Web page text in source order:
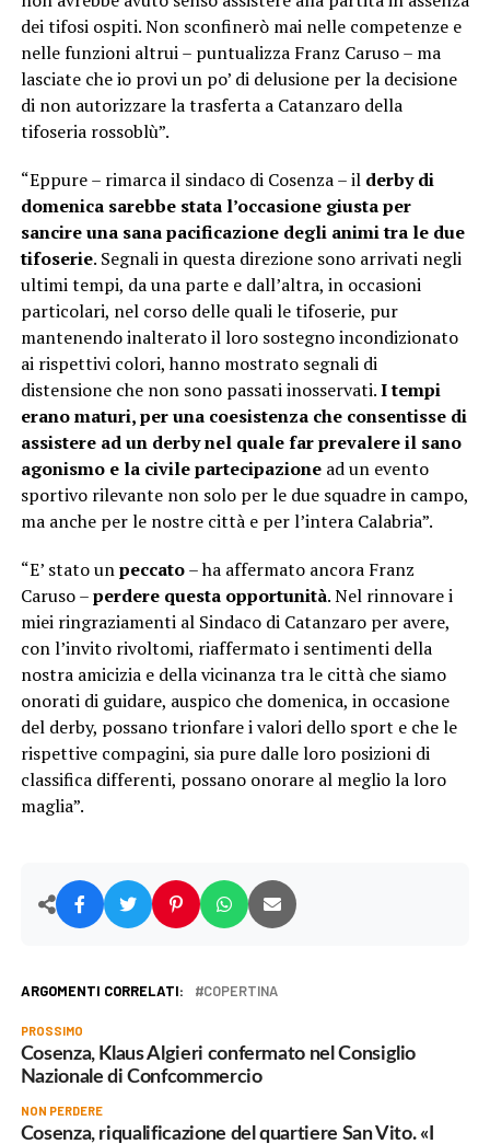
dei tifosi ospiti. Non sconfinerò mai nelle competenze e
nelle funzioni altrui – puntualizza Franz Caruso – ma
lasciate che io provi un po’ di delusione per la decisione
di non autorizzare la trasferta a Catanzaro della
tifoseria rossoblù”.
“Eppure – rimarca il sindaco di Cosenza – il derby di
domenica sarebbe stata l’occasione giusta per
sancire una sana pacificazione degli animi tra le due
tifoserie. Segnali in questa direzione sono arrivati negli
ultimi tempi, da una parte e dall’altra, in occasioni
particolari, nel corso delle quali le tifoserie, pur
mantenendo inalterato il loro sostegno incondizionato
ai rispettivi colori, hanno mostrato segnali di
distensione che non sono passati inosservati.I tempi
erano maturi, per una coesistenza che consentisse di
assistere ad un derby nel quale far prevalere il sano
agonismo e la civile partecipazionead un evento
sportivo rilevante non solo per le due squadre in campo,
ma anche per le nostre città e per l’intera Calabria”.
“E’ stato unpeccato– ha affermato ancora Franz
Caruso –perdere questa opportunità. Nel rinnovare i
miei ringraziamenti al Sindaco di Catanzaro per avere,
con l’invito rivoltomi, riaffermato i sentimenti della
nostra amicizia e della vicinanza tra le città che siamo
onorati di guidare, auspico che domenica, in occasione
del derby, possano trionfare i valori dello sport e che le
rispettive compagini, sia pure dalle loro posizioni di
classifica differenti, possano onorare al meglio la loro
maglia”.
ARGOMENTI CORRELATI: COPERTINA
PROSSIMO
Cosenza, Klaus Algieri confermato nel Consiglio
Nazionale di Confcommercio
NON PERDERE
Cosenza, riqualificazione del quartiere San Vito. «I